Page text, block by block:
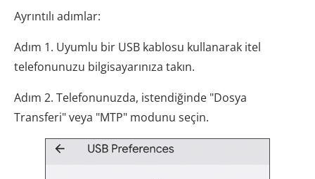
Ayrıntılı adımlar:
Adım 1. Uyumlu bir USB kablosu kullanarak itel
telefonunuzu bilgisayarınıza takın.
Adım 2. Telefonunuzda, istendiğinde "Dosya
Transferi" veya "MTP" modunu seçin.